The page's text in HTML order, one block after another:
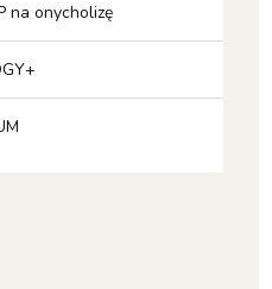
na onycholizę